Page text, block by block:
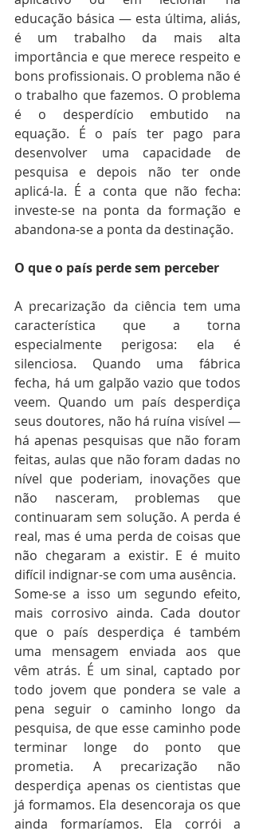
educação básica — esta última, aliás,
é um trabalho da mais alta
importância e que merece respeito e
bons profissionais. O problema não é
o trabalho que fazemos. O problema
é o desperdício embutido na
equação. É o país ter pago para
desenvolver uma capacidade de
pesquisa e depois não ter onde
aplicá-la. É a conta que não fecha:
investe-se na ponta da formação e
abandona-se a ponta da destinação.
O que o país perde sem perceber
A precarização da ciência tem uma
característica que a torna
especialmente perigosa: ela é
silenciosa. Quando uma fábrica
fecha, há um galpão vazio que todos
veem. Quando um país desperdiça
seus doutores, não há ruína visível —
há apenas pesquisas que não foram
feitas, aulas que não foram dadas no
nível que poderiam, inovações que
não nasceram, problemas que
continuaram sem solução. A perda é
real, mas é uma perda de coisas que
não chegaram a existir. E é muito
difícil indignar-se com uma ausência.
Some-se a isso um segundo efeito,
mais corrosivo ainda. Cada doutor
que o país desperdiça é também
uma mensagem enviada aos que
vêm atrás. É um sinal, captado por
todo jovem que pondera se vale a
pena seguir o caminho longo da
pesquisa, de que esse caminho pode
terminar longe do ponto que
prometia. A precarização não
desperdiça apenas os cientistas que
já formamos. Ela desencoraja os que
ainda formaríamos. Ela corrói a